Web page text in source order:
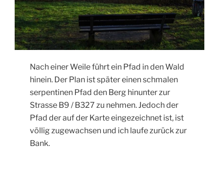
Nach einer Weile führt ein Pfad in den Wald
hinein. Der Plan ist später einen schmalen
serpentinen Pfad den Berg hinunter zur
Strasse B9 / B327 zu nehmen. Jedoch der
Pfad der auf der Karte eingezeichnet ist, ist
völlig zugewachsen und ich laufe zurück zur
Bank.